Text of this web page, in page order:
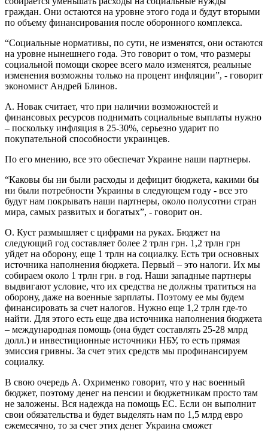
граждан. Они остаются на уровне этого года и будут вторыми
по объему финансирования после оборонного комплекса.
“Социальные нормативы, по сути, не изменятся, они остаются
на уровне нынешнего года. Это говорит о том, что размеры
социальной помощи скорее всего мало изменятся, реальные
изменения возможны только на процент инфляции”, - говорит
экономист Андрей Блинов.
А. Новак считает, что при наличии возможностей и
финансовых ресурсов поднимать социальные выплаты нужно
– поскольку инфляция в 25-30%, серьезно ударит по
покупательной способности украинцев.
По его мнению, все это обеспечат Украине наши партнеры.
“Каковы бы ни были расходы и дефицит бюджета, какими бы
ни были потребности Украины в следующем году - все это
будут нам покрывать наши партнеры, около полусотни стран
мира, самых развитых и богатых”, - говорит он.
О. Куст размышляет с цифрами на руках. Бюджет на
следующий год составляет более 2 трлн грн. 1,2 трлн грн
уйдет на оборону, еще 1 трлн на социалку. Есть три основных
источника наполнения бюджета. Первый – это налоги. Их мы
собираем около 1 трлн грн. в год. Наши западные партнеры
выдвигают условие, что их средства не должны тратиться на
оборону, даже на военные зарплаты. Поэтому ее мы будем
финансировать за счет налогов. Нужно еще 1,2 трлн где-то
найти. Для этого есть еще два источника наполнения бюджета
– международная помощь (она будет составлять 25-28 млрд
долл.) и инвестиционные источники НБУ, то есть прямая
эмиссия гривны. За счет этих средств мы профинансируем
социалку.
В свою очередь А. Охрименко говорит, что у нас военный
бюджет, поэтому денег на пенсии и бюджетникам просто там
не заложены. Вся надежда на помощь ЕС. Если он выполнит
свои обязательства и будет выделять нам по 1,5 млрд евро
ежемесячно, то за счет этих денег Украина сможет